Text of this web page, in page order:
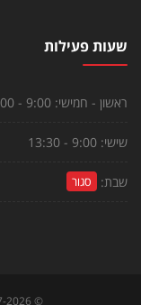
שעות פעילות
ראשון - חמישי: 9:00 - 19:00
שישי: 9:00 - 13:30
שבת: סגור
©
2026